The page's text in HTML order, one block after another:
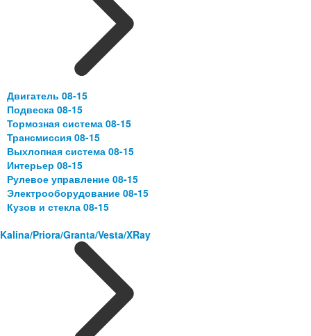
Двигатель 08-15
Подвеска 08-15
Тормозная система 08-15
Трансмиссия 08-15
Выхлопная система 08-15
Интерьер 08-15
Рулевое управление 08-15
Электрооборудование 08-15
Кузов и стекла 08-15
Kalina/Priora/Granta/Vesta/XRay